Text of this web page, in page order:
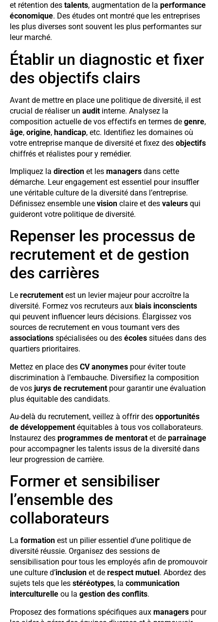
et rétention des talents, augmentation de la performance
économique. Des études ont montré que les entreprises
les plus diverses sont souvent les plus performantes sur
leur marché.
Établir un diagnostic et fixer
des objectifs clairs
Avant de mettre en place une politique de diversité, il est
crucial de réaliser un audit interne. Analysez la
composition actuelle de vos effectifs en termes de genre,
âge, origine, handicap, etc. Identifiez les domaines où
votre entreprise manque de diversité et fixez des objectifs
chiffrés et réalistes pour y remédier.
Impliquez la direction et les managers dans cette
démarche. Leur engagement est essentiel pour insuffler
une véritable culture de la diversité dans l’entreprise.
Définissez ensemble une vision claire et des valeurs qui
guideront votre politique de diversité.
Repenser les processus de
recrutement et de gestion
des carrières
Le recrutement est un levier majeur pour accroître la
diversité. Formez vos recruteurs aux biais inconscients
qui peuvent influencer leurs décisions. Élargissez vos
sources de recrutement en vous tournant vers des
associations spécialisées ou des écoles situées dans des
quartiers prioritaires.
Mettez en place des CV anonymes pour éviter toute
discrimination à l’embauche. Diversifiez la composition
de vos jurys de recrutement pour garantir une évaluation
plus équitable des candidats.
Au-delà du recrutement, veillez à offrir des opportunités
de développement équitables à tous vos collaborateurs.
Instaurez des programmes de mentorat et de parrainage
pour accompagner les talents issus de la diversité dans
leur progression de carrière.
Former et sensibiliser
l’ensemble des
collaborateurs
La formation est un pilier essentiel d’une politique de
diversité réussie. Organisez des sessions de
sensibilisation pour tous les employés afin de promouvoir
une culture d’inclusion et de respect mutuel . Abordez des
sujets tels que les stéréotypes, la communication
interculturelle ou la gestion des conflits.
Proposez des formations spécifiques aux managers pour